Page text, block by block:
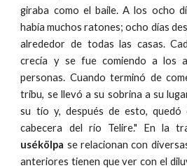
giraba como el baile. A los ocho
había muchos ratones; ocho días
alrededor de todas las casas.
crecía y se fue comiendo a los
personas. Cuando terminó de
tribu, se llevó a su sobrina a su
su tío y, después de esto, quedó
cabecera del río Telire." En la
usékölpa se relacionan con
anteriores tienen que ver con el